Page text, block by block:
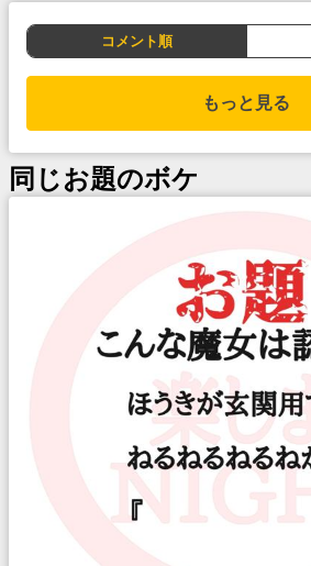
コメント順
もっと見る
同じお題のボケ